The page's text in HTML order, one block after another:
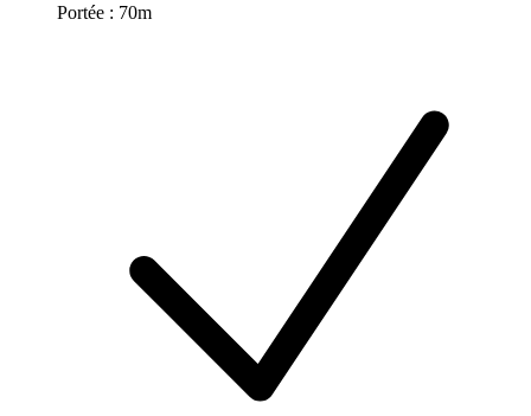
Portée : 70m